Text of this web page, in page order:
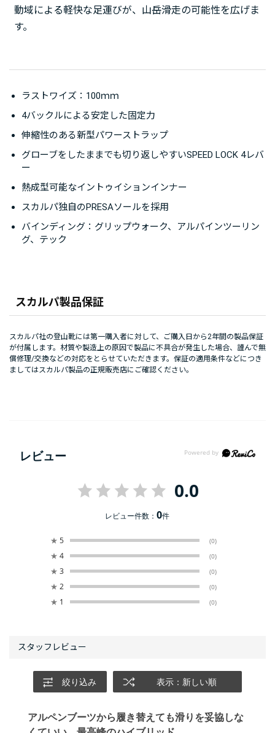
動域による軽快な足運びが、山岳滑走の可能性を広げま
す。
スカルパ製品保証
スカルパ社の登山靴には第一購入者に対して、ご購入日から2年間の製品保証
が付属します。材質や製造上の原因で製品に不具合が発生した場合、謹んで無
償修理/交換などの対応をとらせていただきます。保証の適用条件などにつき
ましてはスカルパ製品の正規販売店にご確認ください。
ラストワイズ：100ｍｍ
4バックルによる安定した固定力
伸縮性のある新型パワーストラップ
グローブをしたままでも切り返しやすいSPEED LOCK 4レバ
ー
熱成型可能なイントゥイションインナー
スカルパ独自のPRESAソールを採用
バインディング：グリップウォーク、アルパインツーリン
グ、テック
レビュー
0.0
レビュー件数：0件
★ 5 (0)
★ 4 (0)
★ 3 (0)
★ 2 (0)
★ 1 (0)
絞り込み 表示：新しい順
アルペンブーツから履き替えても滑りを妥協しな